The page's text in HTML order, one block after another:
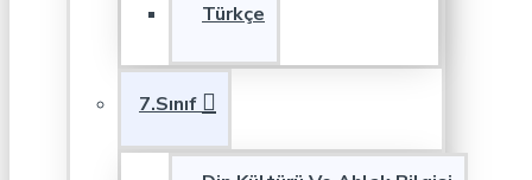
Türkçe
7.Sınıf